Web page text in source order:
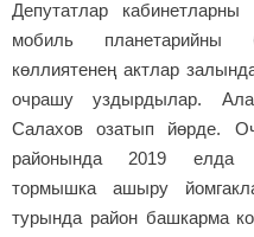
Депутатлар
мобиль планетарийны
көллиятенең актлар
очрашу уздырдылар.
Салахов озатып йөрде.
районында 2019 елда
тормышка ашыру
турында район башкарма